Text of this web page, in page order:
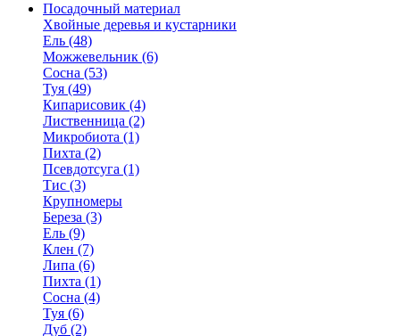
Посадочный материал
Хвойные деревья и кустарники
Ель (48)
Можжевельник (6)
Сосна (53)
Туя (49)
Кипарисовик (4)
Лиственница (2)
Микробиота (1)
Пихта (2)
Псевдотсуга (1)
Тис (3)
Крупномеры
Береза (3)
Ель (9)
Клен (7)
Липа (6)
Пихта (1)
Сосна (4)
Туя (6)
Дуб (2)